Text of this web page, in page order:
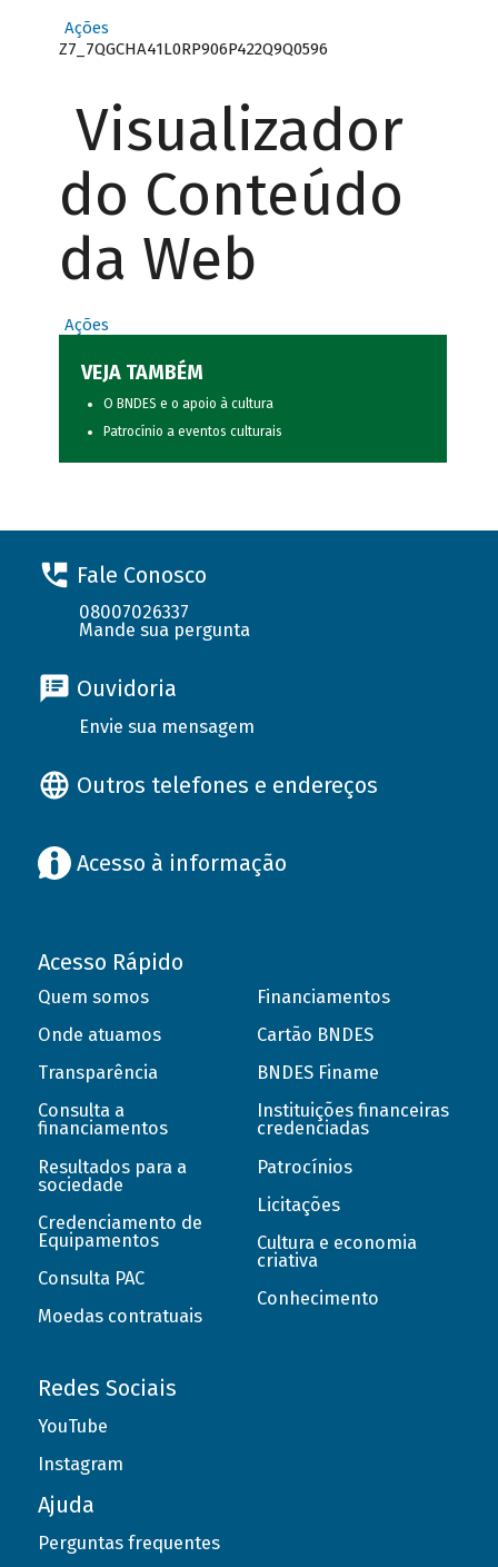
Ações
Z7_7QGCHA41L0RP906P422Q9Q0596
Visualizador
do Conteúdo
da Web
Ações
VEJA TAMBÉM
O BNDES e o apoio à cultura
Patrocínio a eventos culturais
Fale Conosco
08007026337
Mande sua pergunta
Ouvidoria
Envie sua mensagem
Outros telefones e endereços
Acesso à informação
Acesso Rápido
Quem somos
Onde atuamos
Transparência
Consulta a
financiamentos
Resultados para a
sociedade
Credenciamento de
Equipamentos
Consulta PAC
Moedas contratuais
Financiamentos
Cartão BNDES
BNDES Finame
Instituições financeiras
credenciadas
Patrocínios
Licitações
Cultura e economia
criativa
Conhecimento
Redes Sociais
YouTube
Instagram
Ajuda
Perguntas frequentes